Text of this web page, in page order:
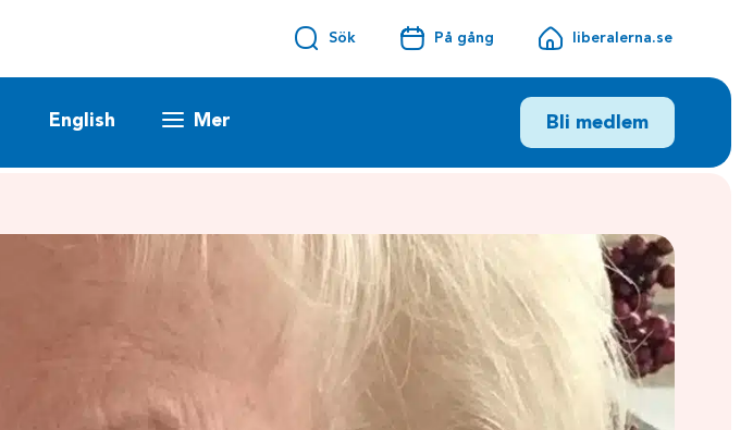
Sök På gång liberalerna.se
English Mer Bli medlem